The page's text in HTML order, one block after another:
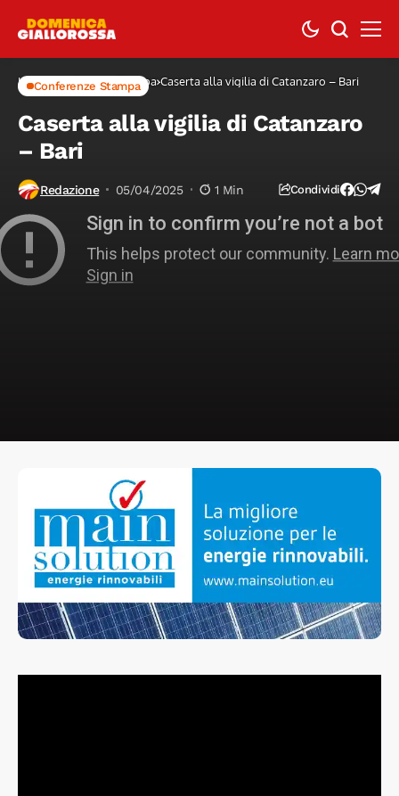
Home Conferenze Stampa Caserta alla vigilia di Catanzaro – Bari
Conferenze Stampa
Caserta alla vigilia di Catanzaro
– Bari
Redazione 05/04/2025 1 Min Condividi